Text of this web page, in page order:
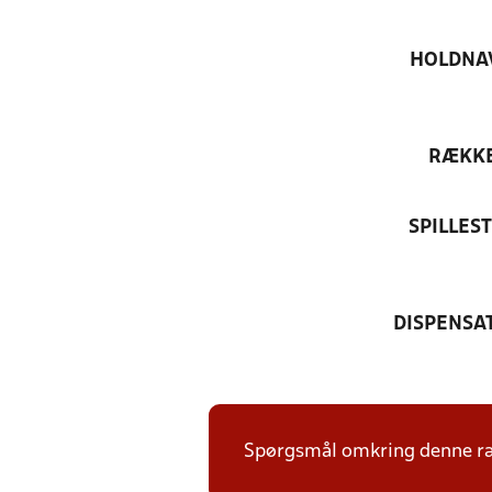
Spørgsmål omkring denne